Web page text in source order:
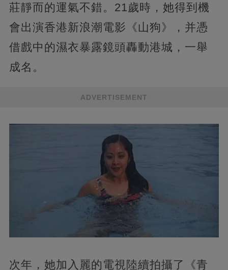
莊靜而的運氣不錯。21歲時，她得到機
會出演香港新浪潮電影《山狗》，并憑
借戲中的濕衣暴露鏡頭轟動港城，一舉
成名。
ADVERTISEMENT
次年，她加入麗的電視陸續拍攝了《青